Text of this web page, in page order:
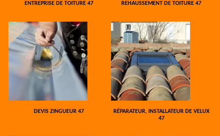
ENTREPRISE DE TOITURE 47 REHAUSSEMENT DE TOITURE 47
DEVIS ZINGUEUR 47
RÉPARATEUR, INSTALLATEUR DE VELUX
47